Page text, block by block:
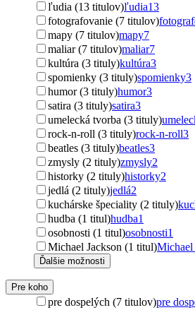
ľudia (13 titulov)ľudia13
fotografovanie (7 titulov)
mapy (7 titulov)mapy7
maliar (7 titulov)maliar7
kultúra (3 tituly)kultúra3
spomienky (3 tituly)spomienky3
humor (3 tituly)humor3
satira (3 tituly)satira3
umelecká tvorba (3 tituly)
rock-n-roll (3 tituly)rock-n-roll3
beatles (3 tituly)beatles3
zmysly (2 tituly)zmysly2
historky (2 tituly)historky2
jedlá (2 tituly)jedlá2
kuchárske špeciality (2 tituly)
hudba (1 titul)hudba1
osobnosti (1 titul)osobnosti1
Michael Jackson (1 titul)Michael
Ďalšie možnosti
Pre koho
pre dospelých (7 titulov)pre